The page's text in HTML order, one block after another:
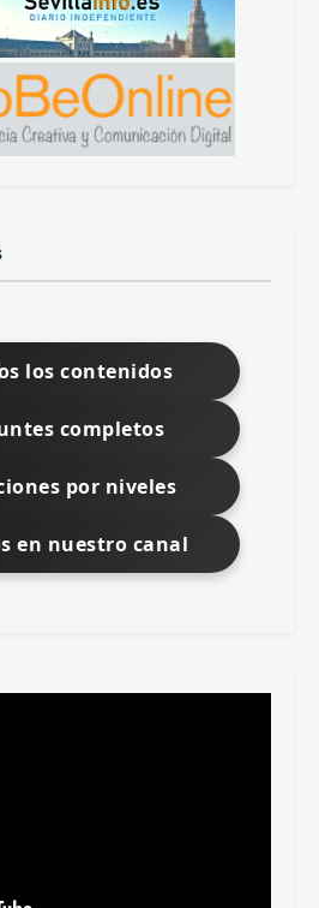
los contenidos
completos
por niveles
en nuestro canal